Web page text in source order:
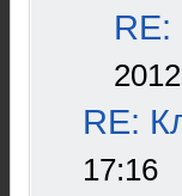
RE:
17:16